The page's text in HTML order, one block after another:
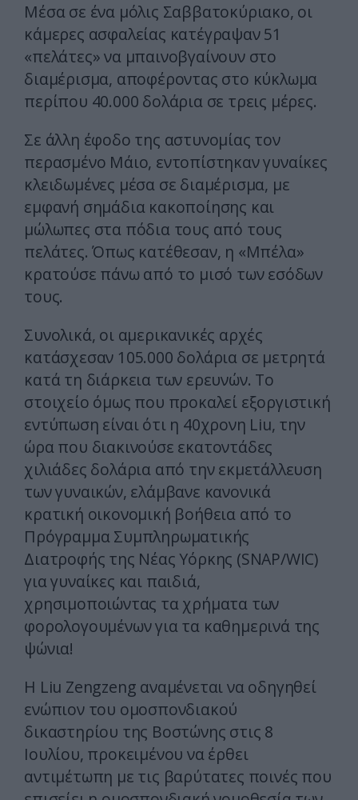
Μέσα σε ένα μόλις Σαββατοκύριακο, οι
κάμερες ασφαλείας κατέγραψαν 51
«πελάτες» να μπαινοβγαίνουν στο
διαμέρισμα, αποφέροντας στο κύκλωμα
περίπου 40.000 δολάρια σε τρεις μέρες.
Σε άλλη έφοδο της αστυνομίας τον
περασμένο Μάιο, εντοπίστηκαν γυναίκες
κλειδωμένες μέσα σε διαμέρισμα, με
εμφανή σημάδια κακοποίησης και
μώλωπες στα πόδια τους από τους
πελάτες. Όπως κατέθεσαν, η «Μπέλα»
κρατούσε πάνω από το μισό των εσόδων
τους.
Συνολικά, οι αμερικανικές αρχές
κατάσχεσαν 105.000 δολάρια σε μετρητά
κατά τη διάρκεια των ερευνών. Το
στοιχείο όμως που προκαλεί εξοργιστική
εντύπωση είναι ότι η 40χρονη Liu, την
ώρα που διακινούσε εκατοντάδες
χιλιάδες δολάρια από την εκμετάλλευση
των γυναικών, ελάμβανε κανονικά
κρατική οικονομική βοήθεια από το
Πρόγραμμα Συμπληρωματικής
Διατροφής της Νέας Υόρκης (SNAP/WIC)
για γυναίκες και παιδιά,
χρησιμοποιώντας τα χρήματα των
φορολογουμένων για τα καθημερινά της
ψώνια!
Η Liu Zengzeng αναμένεται να οδηγηθεί
ενώπιον του ομοσπονδιακού
δικαστηρίου της Βοστώνης στις 8
Ιουλίου, προκειμένου να έρθει
αντιμέτωπη με τις βαρύτατες ποινές που